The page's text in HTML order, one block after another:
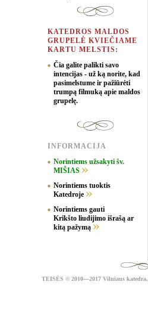
KATEDROS MALDOS
GRUPELĖ KVIEČIAME
KARTU MELSTIS:
Čia galite palikti savo
intencijas - už ką norite, kad
pasimelstume ir pažiūrėti
trumpą filmuką apie maldos
grupelę.
INFORMACIJA
Norintiems užsakyti šv.
MIŠIAS
Norintiems tuoktis
Katedroje
Norintiems gauti
Krikšto liudijimo išrašą ar
kitą pažymą
TEISĖS © 2010—2017 Vilniaus katedra,